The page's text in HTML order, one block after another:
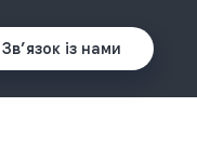
Звʼязок із нами